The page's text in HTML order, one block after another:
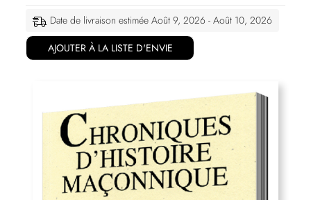
Date de livraison estimée Août 9, 2026 - Août 10, 2026
AJOUTER À LA LISTE D'ENVIE